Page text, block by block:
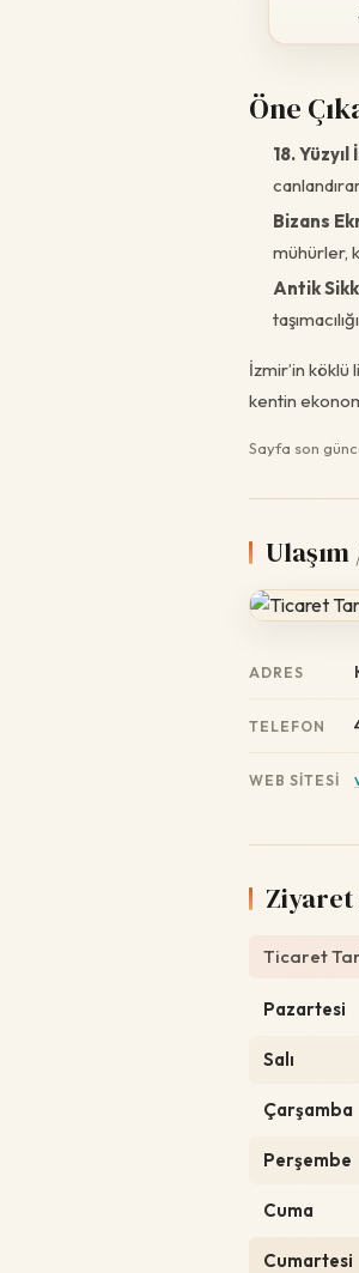
Öne
18.
Bizans
mühürler,
Antik
İzmir’in
kentin
Sayfa son
ADRES
TELEFON
WEB SITESI
Ticaret
Pazartesi
Salı
Çarşamba
Perşembe
Cuma
Cumartesi